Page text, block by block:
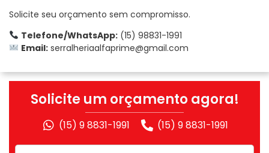
Solicite seu orçamento sem compromisso.
Telefone/WhatsApp:(15) 98831-1991
Email: serralheriaalfaprime@gmail.com
Solicite um orçamento agora!
(15) 9 8831-1991 (15) 9 8831-1991